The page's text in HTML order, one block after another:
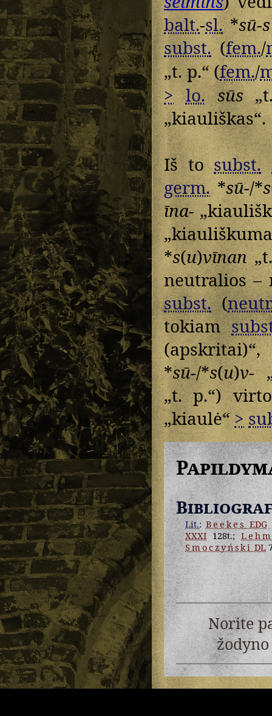
balt.-sl.*sū-s
subst.(fem./
„t. p.“ (fem./
> lo. sūs
„kiauliškas“.
Iš tosubst.
germ.*sū-/*s
īna-
*s(u)vīnan
neutralios
subst.(
tokiam
*sū-/*s(u)v-
„t. p.“)
„kiaulė“>
Lit.:Beekes EDG
XXXI128t.;
SmoczyńskiDL
Norite